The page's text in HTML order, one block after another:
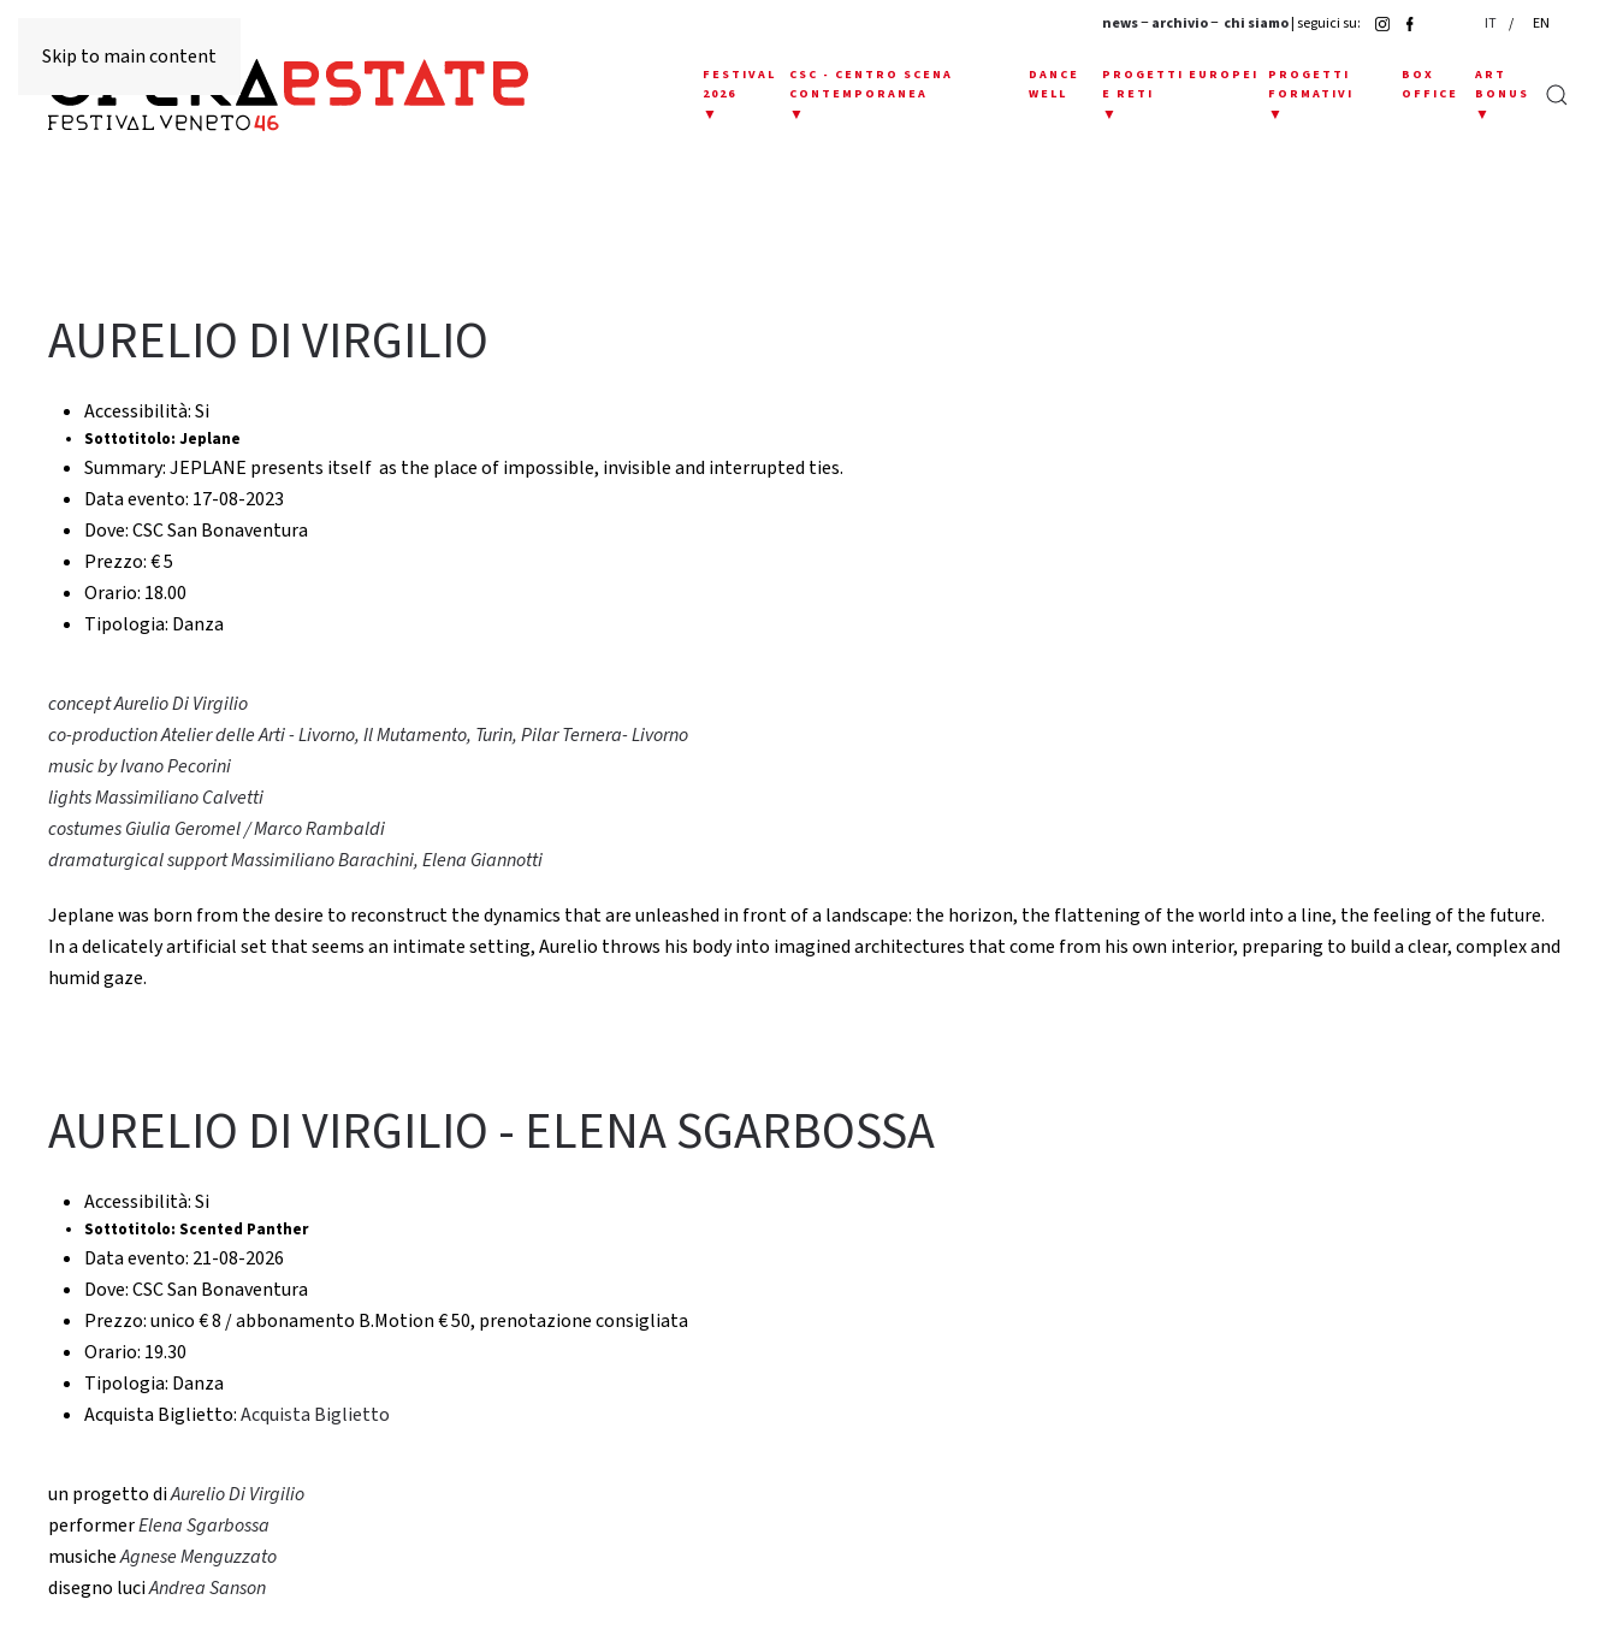
Skip to main content
news−archivio− chi siamo| seguici su: IT EN
FESTIVAL
2026
▼
CSC - CENTRO SCENA
CONTEMPORANEA
▼
DANCE
WELL
PROGETTI EUROPEI
E RETI
▼
PROGETTI
FORMATIVI
▼
BOX
OFFICE
ART
BONUS
▼
AURELIO DI VIRGILIO
Accessibilità:Si
Sottotitolo: Jeplane
Summary:JEPLANE presents itself as the place of impossible, invisible and interrupted ties.
Data evento: 17-08-2023
Dove:CSC San Bonaventura
Prezzo:€ 5
Orario: 18.00
Tipologia: Danza
concept Aurelio Di Virgilio
co-production Atelier delle Arti - Livorno, Il Mutamento, Turin, Pilar Ternera- Livorno
music by Ivano Pecorini
lights Massimiliano Calvetti
costumes Giulia Geromel / Marco Rambaldi
dramaturgical support Massimiliano Barachini, Elena Giannotti
Jeplane was born from the desire to reconstruct the dynamics that are unleashed in front of a landscape: the horizon, the flattening of the world into a line, the feeling of the future.
In a delicately artificial set that seems an intimate setting, Aurelio throws his body into imagined architectures that come from his own interior, preparing to build a clear, complex and
humid gaze.
AURELIO DI VIRGILIO - ELENA SGARBOSSA
Accessibilità:Si
Sottotitolo: Scented Panther
Data evento: 21-08-2026
Dove:CSC San Bonaventura
Prezzo:unico € 8 / abbonamento B.Motion € 50, prenotazione consigliata
Orario: 19.30
Tipologia: Danza
Acquista Biglietto:Acquista Biglietto
un progetto diAurelio Di Virgilio
performerElena Sgarbossa
musicheAgnese Menguzzato
disegno luciAndrea Sanson